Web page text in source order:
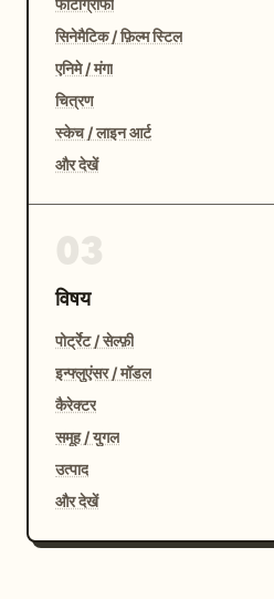
फोटोग्राफी
सिनेमैटिक / फ़िल्म स्टिल
एनिमे / मंगा
चित्रण
स्केच / लाइन आर्ट
और देखें
विषय
पोर्ट्रेट / सेल्फ़ी
इन्फ्लुएंसर / मॉडल
कैरेक्टर
समूह / युगल
उत्पाद
और देखें